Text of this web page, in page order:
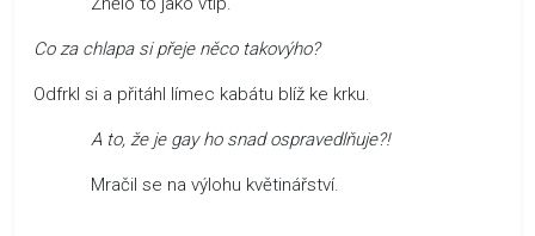
Co za chlapa si přeje něco takovýho?
Odfrkl si a přitáhl límec kabátu blíž ke krku.
A to, že je gay ho snad ospravedlňuje?!
Mračil se na výlohu květinářství.